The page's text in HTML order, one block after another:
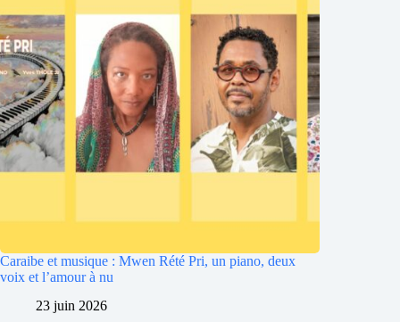
Caraibe et musique : Mwen Rété Pri, un piano, deux
voix et l’amour à nu
23 juin 2026